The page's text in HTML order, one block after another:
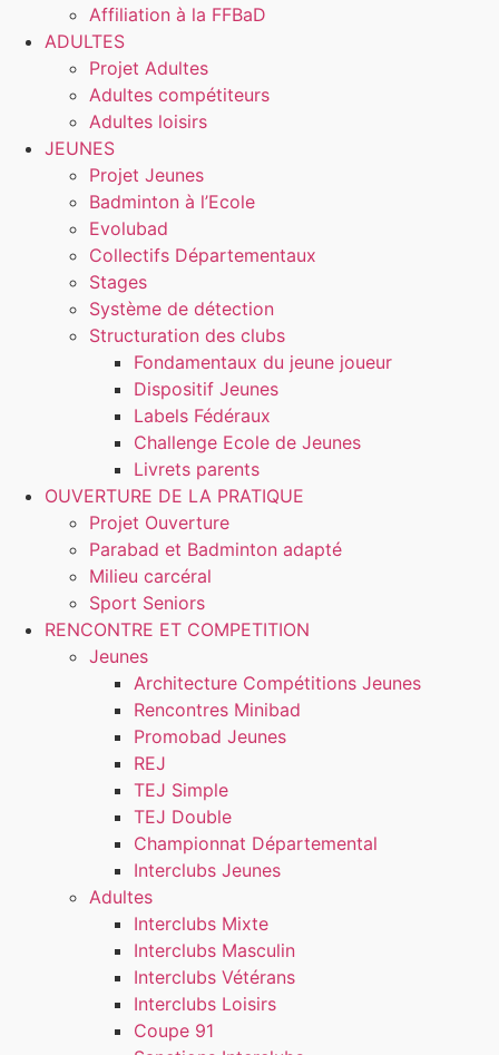
Affiliation à la FFBaD
ADULTES
Projet Adultes
Adultes compétiteurs
Adultes loisirs
JEUNES
Projet Jeunes
Badminton à l’Ecole
Evolubad
Collectifs Départementaux
Stages
Système de détection
Structuration des clubs
Fondamentaux du jeune joueur
Dispositif Jeunes
Labels Fédéraux
Challenge Ecole de Jeunes
Livrets parents
OUVERTURE DE LA PRATIQUE
Projet Ouverture
Parabad et Badminton adapté
Milieu carcéral
Sport Seniors
RENCONTRE ET COMPETITION
Jeunes
Architecture Compétitions Jeunes
Rencontres Minibad
Promobad Jeunes
REJ
TEJ Simple
TEJ Double
Championnat Départemental
Interclubs Jeunes
Adultes
Interclubs Mixte
Interclubs Masculin
Interclubs Vétérans
Interclubs Loisirs
Coupe 91